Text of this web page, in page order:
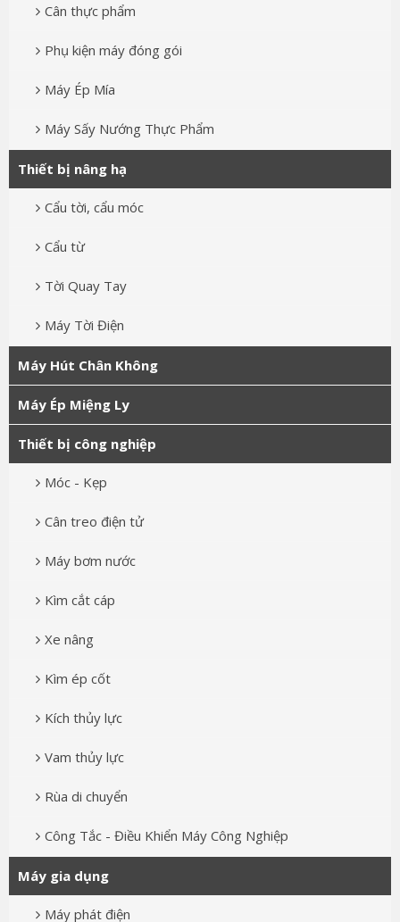
Cân thực phẩm
Phụ kiện máy đóng gói
Máy Ép Mía
Máy Sấy Nướng Thực Phẩm
Thiết bị nâng hạ
Cẩu tời, cẩu móc
Cẩu từ
Tời Quay Tay
Máy Tời Điện
Máy Hút Chân Không
Máy Ép Miệng Ly
Thiết bị công nghiệp
Móc - Kẹp
Cân treo điện tử
Máy bơm nước
Kìm cắt cáp
Xe nâng
Kìm ép cốt
Kích thủy lực
Vam thủy lực
Rùa di chuyển
Công Tắc - Điều Khiển Máy Công Nghiệp
Máy gia dụng
Máy phát điện